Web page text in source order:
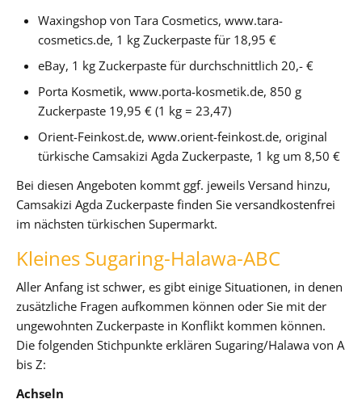
Waxingshop von Tara Cosmetics, www.tara-
cosmetics.de, 1 kg Zuckerpaste für 18,95 €
eBay, 1 kg Zuckerpaste für durchschnittlich 20,- €
Porta Kosmetik, www.porta-kosmetik.de, 850 g
Zuckerpaste 19,95 € (1 kg = 23,47)
Orient-Feinkost.de, www.orient-feinkost.de, original
türkische Camsakizi Agda Zuckerpaste, 1 kg um 8,50 €
Bei diesen Angeboten kommt ggf. jeweils Versand hinzu,
Camsakizi Agda Zuckerpaste finden Sie versandkostenfrei
im nächsten türkischen Supermarkt.
Kleines Sugaring-Halawa-ABC
Aller Anfang ist schwer, es gibt einige Situationen, in denen
zusätzliche Fragen aufkommen können oder Sie mit der
ungewohnten Zuckerpaste in Konflikt kommen können.
Die folgenden Stichpunkte erklären Sugaring/Halawa von A
bis Z:
Achseln